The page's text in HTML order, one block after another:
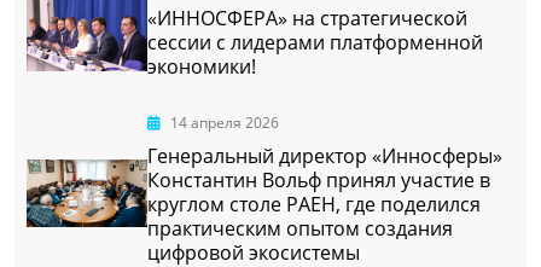
«ИННОСФЕРА» на стратегической
сессии с лидерами платформенной
экономики!
14 апреля 2026
Генеральный директор «Инносферы»
Константин Вольф принял участие в
круглом столе РАЕН, где поделился
практическим опытом создания
цифровой экосистемы